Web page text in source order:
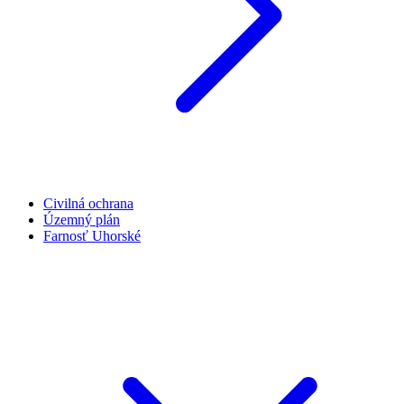
Civilná ochrana
Územný plán
Farnosť Uhorské